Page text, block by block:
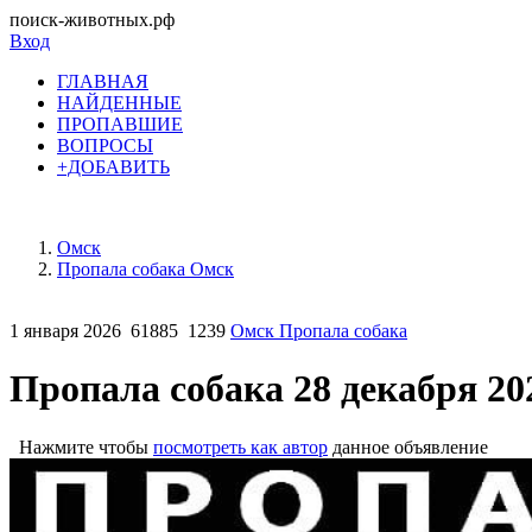
поиск-животных.рф
Вход
ГЛАВНАЯ
НАЙДЕННЫЕ
ПРОПАВШИЕ
ВОПРОСЫ
+ДОБАВИТЬ
Омск
Пропала собака Омск
1 января 2026 61885 1239 Омск Пропала собака
Пропала собака 28 декабря
Нажмите чтобы посмотреть как автор данное объявление